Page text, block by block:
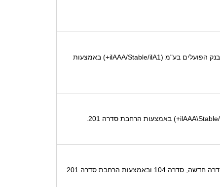
בהמשך להודעותינו מיום 1 במרץ 2026 ומיום 9 במרץ 2026, S&P מעלות מודיעה בזאת כי הדירוג '-ilAAA' לאיגרות חוב שינפיק בנק הפועלים בע"מ (ilAAA/Stable/ilA1+) באמצעות